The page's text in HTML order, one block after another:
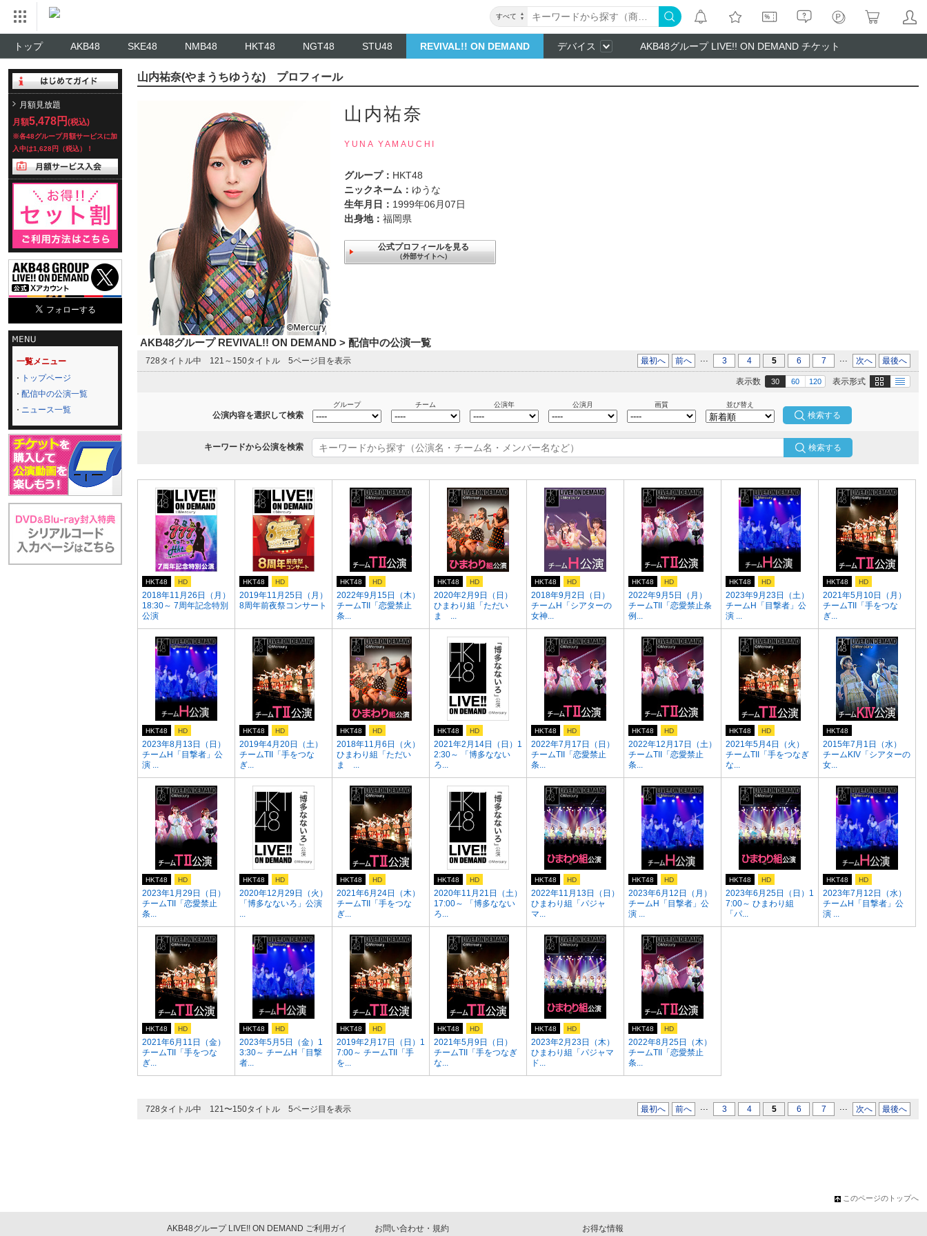
すべて
トップ AKB48 SKE48 NMB48 HKT48 NGT48 STU48 REVIVAL!! ON DEMAND デバイス AKB48グループ LIVE!! ON DEMAND チケット
月額見放題
月額5,478円 (税込)
※各48グループ月額サービスに加
入中は1,628円（税込）！
一覧メニュー
トップページ
配信中の公演一覧
ニュース一覧
山内祐奈(やまうちゆうな) プロフィール
山内祐奈
YUNA YAMAUCHI
グループ： HKT48
ニックネーム： ゆうな
生年月日： 1999年06月07日
出身地： 福岡県
公式プロフィールを見る
（外部サイトへ）
AKB48グループ REVIVAL!! ON DEMAND > 配信中の公演一覧
728タイトル中 121～150タイトル 5ページ目を表示 最初へ 前へ ... 3 4 5 6 7 ... 次へ 最後へ
表示形式 画像 テキスト
表示数 30 60 120
公演内容を選択して検索
グループ チーム 公演年 公演月 画質 並び替え
キーワードから公演を検索 検索する
2018年11月26日（月）
18:30～ 7周年記念特別
公演
HKT48 HD
2019年11月25日（月）
8周年前夜祭コンサート
HKT48 HD
2022年9月15日（木）
チームTII「恋愛禁止
条...
HKT48 HD
2020年2月9日（日）
ひまわり組「ただい
ま ...
HKT48 HD
2018年9月2日（日）
チームH「シアターの
女神...
HKT48 HD
2022年9月5日（月）
チームTII「恋愛禁止条
例...
HKT48 HD
2023年9月23日（土）
チームH「目撃者」公
演 ...
HKT48 HD
2021年5月10日（月）
チームTII「手をつな
ぎ...
HKT48 HD
2023年8月13日（日）
チームH「目撃者」公
演 ...
HKT48 HD
2019年4月20日（土）
チームTII「手をつな
ぎ...
HKT48 HD
2018年11月6日（火）
ひまわり組「ただい
ま ...
HKT48 HD
2021年2月14日（日）1
2:30～ 「博多なない
ろ...
HKT48 HD
2022年7月17日（日）
チームTII「恋愛禁止
条...
HKT48 HD
2022年12月17日（土）
チームTII「恋愛禁止
条...
HKT48 HD
2021年5月4日（火）
チームTII「手をつなぎ
な...
HKT48 HD
2015年7月1日（水）
チームKIV「シアターの
女...
HKT48
2023年1月29日（日）
チームTII「恋愛禁止
条...
HKT48 HD
2020年12月29日（火）
「博多なないろ」公演
...
HKT48 HD
2021年6月24日（木）
チームTII「手をつな
ぎ...
HKT48 HD
2020年11月21日（土）
17:00～ 「博多なない
ろ...
HKT48 HD
2022年11月13日（日）
ひまわり組「パジャ
マ...
HKT48 HD
2023年6月12日（月）
チームH「目撃者」公
演 ...
HKT48 HD
2023年6月25日（日）1
7:00～ ひまわり組
「パ...
HKT48 HD
2023年7月12日（水）
チームH「目撃者」公
演 ...
HKT48 HD
2021年6月11日（金）
チームTII「手をつな
ぎ...
HKT48 HD
2023年5月5日（金）1
3:30～ チームH「目撃
者...
HKT48 HD
2019年2月17日（日）1
7:00～ チームTII「手
を...
HKT48 HD
2021年5月9日（日）
チームTII「手をつなぎ
な...
HKT48 HD
2023年2月23日（木）
ひまわり組「パジャマ
ド...
HKT48 HD
2022年8月25日（木）
チームTII「恋愛禁止
条...
HKT48 HD
728タイトル中 121〜150タイトル 5ページ目を表示 最初へ 前へ ... 3 4 5 6 7 ... 次へ 最後へ
このページのトップへ
AKB48グループ LIVE!! ON DEMAND ご利用ガイ
お問い合わせ・規約 お得な情報